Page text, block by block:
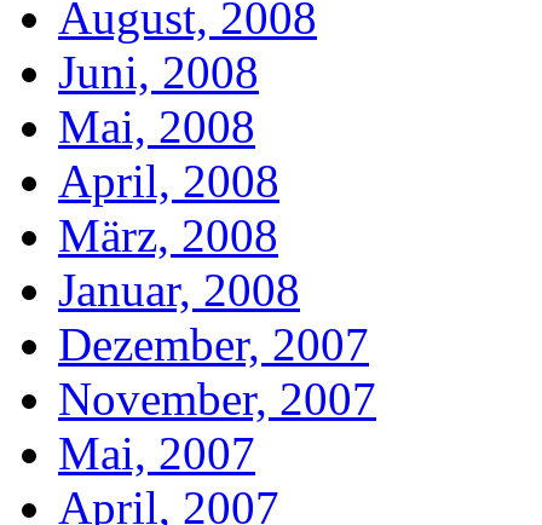
August, 2008
Juni, 2008
Mai, 2008
April, 2008
März, 2008
Januar, 2008
Dezember, 2007
November, 2007
Mai, 2007
April, 2007